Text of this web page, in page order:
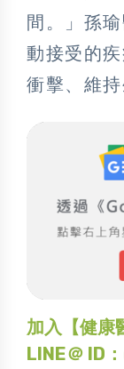
間。」孫
動接受的
衝擊、維持
加入【健康
LINE＠ ID